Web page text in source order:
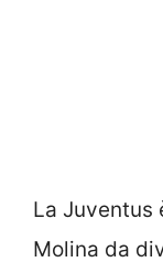
La Juventus
Molina da